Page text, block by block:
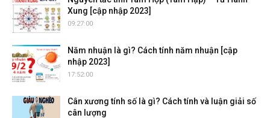
Xung [cập nhập 2023]
09:27:00
Năm nhuận là gì? Cách tính năm nhuận [cập
nhập 2023]
17:52:00
Cân xương tính số là gì? Cách tính và luận giải số
cân lượng